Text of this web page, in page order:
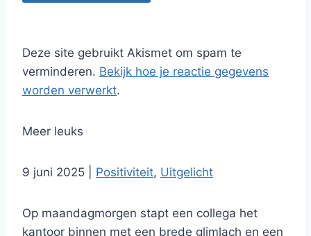
Deze site gebruikt Akismet om spam te
verminderen. Bekijk hoe je reactie gegevens
worden verwerkt.
Meer leuks
9 juni 2025 Positiviteit, Uitgelicht
Op maandagmorgen stapt een collega het
kantoor binnen met een brede glimlach en een